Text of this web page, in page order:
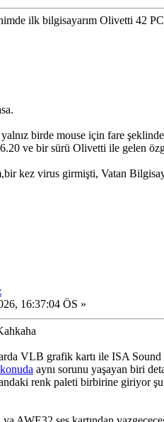
ilk bilgisayarım Olivetti 42
birde mouse için fare şeklinde
ve bir sürü Olivetti ile gelen
kez virus girmişti, Vatan
16:37:04 ÖS »
VLB grafik kartı ile ISA Sound
aynı sorunu yaşayan biri
renk paleti birbirine giriyor